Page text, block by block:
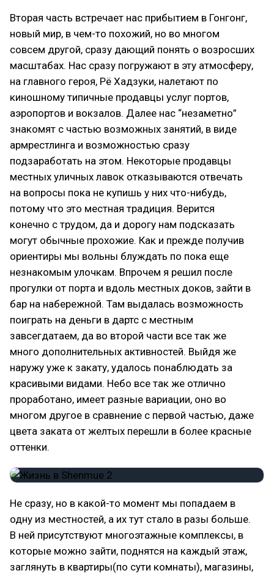
Вторая часть встречает нас прибытием в Гонгонг,
новый мир, в чем-то похожий, но во многом
совсем другой, сразу дающий понять о возросших
масштабах. Нас сразу погружают в эту атмосферу,
на главного героя, Рё Хадзуки, налетают по
киношному типичные продавцы услуг портов,
аэропортов и вокзалов. Далее нас “незаметно”
знакомят с частью возможных занятий, в виде
армрестлинга и возможностью сразу
подзаработать на этом. Некоторые продавцы
местных уличных лавок отказываются отвечать
на вопросы пока не купишь у них что-нибудь,
потому что это местная традиция. Верится
конечно с трудом, да и дорогу нам подсказать
могут обычные прохожие. Как и прежде получив
ориентиры мы вольны блуждать по пока еще
незнакомым улочкам. Впрочем я решил после
прогулки от порта и вдоль местных доков, зайти в
бар на набережной. Там выдалась возможность
поиграть на деньги в дартс с местным
завсегдатаем, да во второй части все так же
много дополнительных активностей. Выйдя же
наружу уже к закату, удалось понаблюдать за
красивыми видами. Небо все так же отлично
проработано, имеет разные вариации, оно во
многом другое в сравнение с первой частью, даже
цвета заката от желтых перешли в более красные
оттенки.
Не сразу, но в какой-то момент мы попадаем в
одну из местностей, а их тут стало в разы больше.
В ней присутствуют многоэтажные комплексы, в
которые можно зайти, поднятся на каждый этаж,
заглянуть в квартиры(по сути комнаты), магазины,